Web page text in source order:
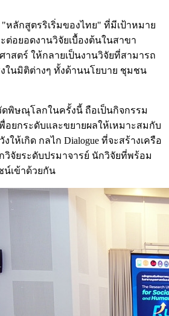
หลักสูตรริเริ่มของไทย" ที่มีเป้าหมาย
อยอดงานวิจัยเบื้องต้นในสาขา
สตร์ ให้กลายเป็นงานวิจัยที่สามารถ
ในมิติต่างๆ ทั้งด้านนโยบาย ชุมชน
พิษณุโลกในครั้งนี้ ถือเป็นกิจกรรม
อยกระดับและขยายผลให้เหมาะสมกับ
ให้เกิด กลไก Dialogue ที่จะสร้างเครือ
วิจัยระดับปรมาจารย์ นักวิจัยที่พร้อม
น์เข้าด้วยกัน